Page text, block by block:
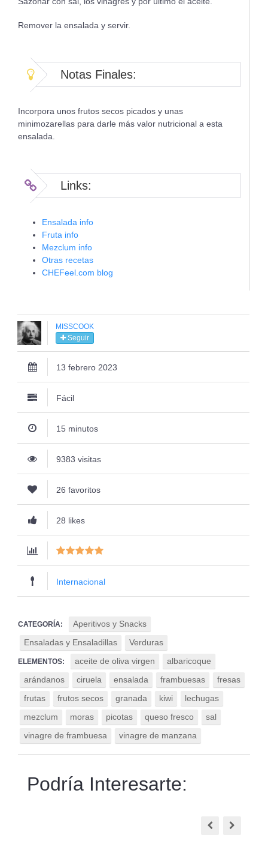
Remover la ensalada y servir.
Notas Finales:
Incorpora unos frutos secos picados y unas
minimozarellas para darle más valor nutricional a esta
ensalada.
Links:
Ensalada info
Fruta info
Mezclum info
Otras recetas
CHEFeel.com blog
MISSCOOK
Seguir
13 febrero 2023
Fácil
15 minutos
9383 visitas
26 favoritos
28 likes
Internacional
CATEGORÍA:
Aperitivos y Snacks
Ensaladas y Ensaladillas
Verduras
ELEMENTOS: aceite de oliva virgen
albaricoque
arándanos
ciruela ensalada frambuesas
fresas
frutas
frutos secos granada kiwi
lechugas
mezclum
moras picotas queso fresco
sal
vinagre de frambuesa
vinagre de manzana
Podría Interesarte: